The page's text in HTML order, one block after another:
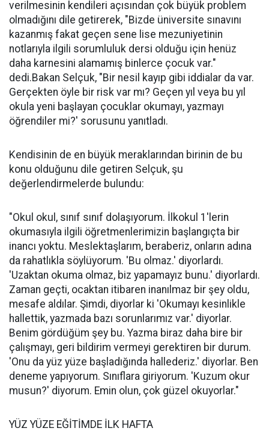
verilmesinin kendileri açısından çok büyük problem
olmadığını dile getirerek, "Bizde üniversite sınavını
kazanmış fakat geçen sene lise mezuniyetinin
notlarıyla ilgili sorumluluk dersi olduğu için henüz
daha karnesini alamamış binlerce çocuk var."
dedi.Bakan Selçuk, "Bir nesil kayıp gibi iddialar da var.
Gerçekten öyle bir risk var mı? Geçen yıl veya bu yıl
okula yeni başlayan çocuklar okumayı, yazmayı
öğrendiler mi?' sorusunu yanıtladı.
Kendisinin de en büyük meraklarından birinin de bu
konu olduğunu dile getiren Selçuk, şu
değerlendirmelerde bulundu:
"Okul okul, sınıf sınıf dolaşıyorum. İlkokul 1'lerin
okumasıyla ilgili öğretmenlerimizin başlangıçta bir
inancı yoktu. Meslektaşlarım, beraberiz, onların adına
da rahatlıkla söylüyorum. 'Bu olmaz.' diyorlardı.
'Uzaktan okuma olmaz, biz yapamayız bunu.' diyorlardı.
Zaman geçti, ocaktan itibaren inanılmaz bir şey oldu,
mesafe aldılar. Şimdi, diyorlar ki 'Okumayı kesinlikle
hallettik, yazmada bazı sorunlarımız var.' diyorlar.
Benim gördüğüm şey bu. Yazma biraz daha bire bir
çalışmayı, geri bildirim vermeyi gerektiren bir durum.
'Onu da yüz yüze başladığında hallederiz.' diyorlar. Ben
deneme yapıyorum. Sınıflara giriyorum. 'Kuzum okur
musun?' diyorum. Emin olun, çok güzel okuyorlar."
YÜZ YÜZE EĞİTİMDE İLK HAFTA